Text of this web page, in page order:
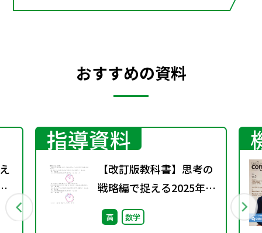
おすすめの資料
指導資料
【改訂版教科書】思考の
戦略編で捉える2025年入
試問題（Advancedシリ
ーズ）
高 数学